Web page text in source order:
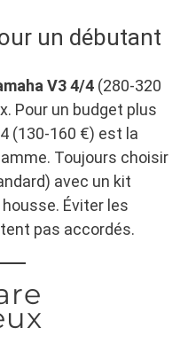
un débutant
V3 4/4 (280-320
Pour un budget plus
(130-160 €) est la
Toujours choisir
avec un kit
Éviter les
pas accordés.